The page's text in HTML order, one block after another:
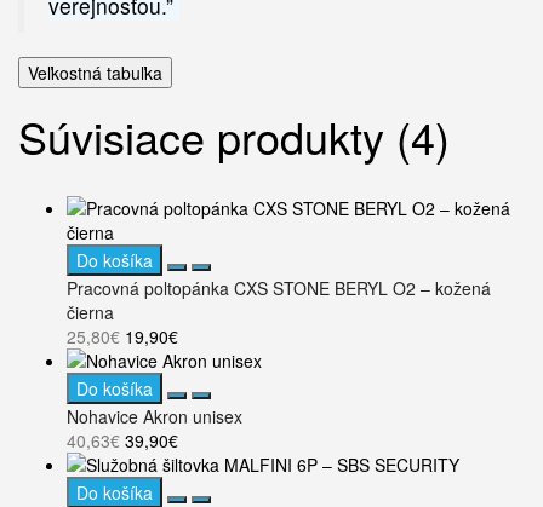
Veľkostná tabuľka
Súvisiace produkty (4)
Do košíka
Pracovná poltopánka CXS STONE BERYL O2 – kožená
čierna
25,80€ 19,90€
Do košíka
Nohavice Akron unisex
40,63€ 39,90€
Do košíka